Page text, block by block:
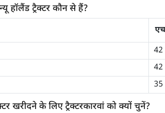
हॉलैंड ट्रैक्टर कौन से हैं?
42
42
35
खरीदने के लिए ट्रैक्टरकारवां को क्यों चुनें?